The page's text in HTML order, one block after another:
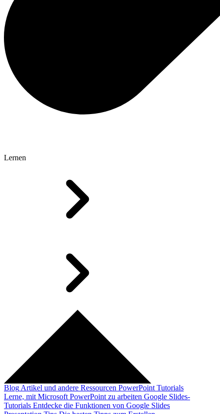
Lernen
Blog Artikel und andere Ressourcen PowerPoint Tutorials
Lerne, mit Microsoft PowerPoint zu arbeiten Google Slides-
Tutorials Entdecke die Funktionen von Google Slides